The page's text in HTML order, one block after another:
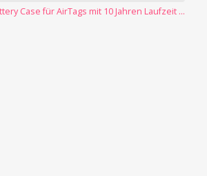
→ Battery Case für AirTags mit 10 Jahren Laufzeit jetzt nur 12,89 Euro